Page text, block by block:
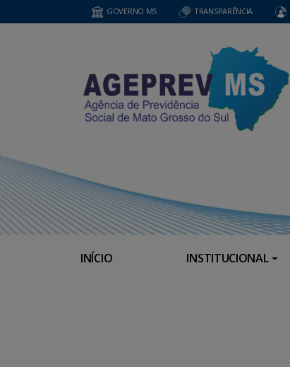
GOVERNO MS TRANSPARÊNCIA
INÍCIO INSTITUCIONAL